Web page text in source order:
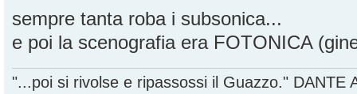
sempre tanta roba i subsonica...
e poi la scenografia era FOTONICA
"...poi si rivolse e ripassossi il Guazzo." DANTE